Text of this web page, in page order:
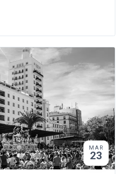
MAR
23